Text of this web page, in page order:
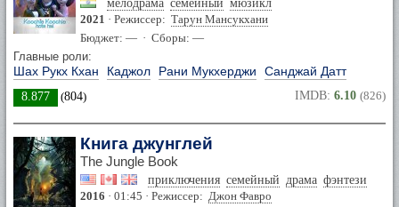
мелодрама семейный мюзикл
2021 · Режиссер: Тарун Мансукхани
Бюджет: — · Сборы: —
Главные роли:
Шах Рукх Кхан Каджол Рани Мукхерджи Санджай Датт
8.877 (804) IMDB: 6.10 (826)
Книга джунглей
The Jungle Book
приключения семейный драма фэнтези
2016 · 01:45 · Режиссер: Джон Фавро